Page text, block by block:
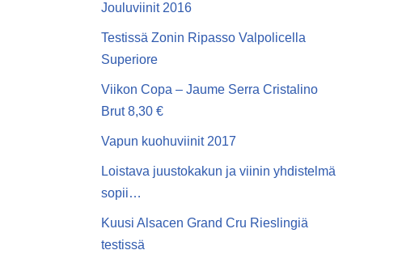
Jouluviinit 2016
Testissä Zonin Ripasso Valpolicella
Superiore
Viikon Copa – Jaume Serra Cristalino
Brut 8,30 €
Vapun kuohuviinit 2017
Loistava juustokakun ja viinin yhdistelmä
sopii…
Kuusi Alsacen Grand Cru Rieslingiä
testissä